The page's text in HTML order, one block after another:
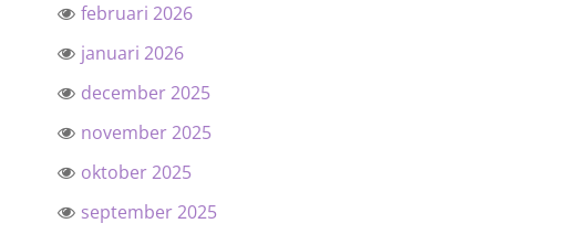
februari 2026
januari 2026
december 2025
november 2025
oktober 2025
september 2025